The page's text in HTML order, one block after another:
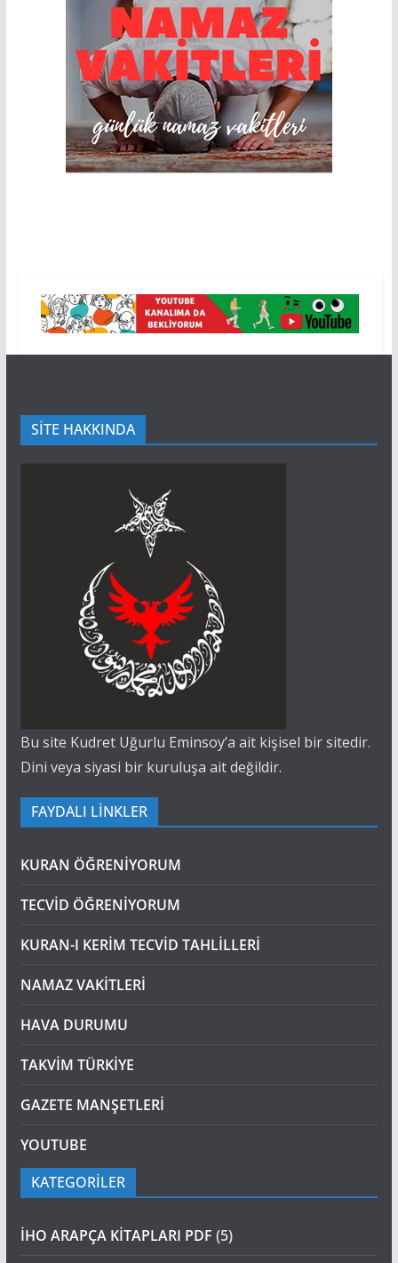
SİTE HAKKINDA
Bu site Kudret Uğurlu Eminsoy’a ait kişisel bir sitedir.
Dini veya siyasi bir kuruluşa ait değildir.
FAYDALI LİNKLER
KURAN ÖĞRENİYORUM
TECVİD ÖĞRENİYORUM
KURAN-I KERİM TECVİD TAHLİLLERİ
NAMAZ VAKİTLERİ
HAVA DURUMU
TAKVİM TÜRKİYE
GAZETE MANŞETLERİ
YOUTUBE
KATEGORİLER
İHO ARAPÇA KİTAPLARI PDF (5)